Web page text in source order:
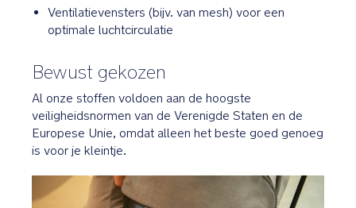
Ventilatievensters (bijv. van mesh) voor een
optimale luchtcirculatie
Bewust gekozen
Al onze stoffen voldoen aan de hoogste
veiligheidsnormen van de Verenigde Staten en de
Europese Unie, omdat alleen het beste goed genoeg
is voor je kleintje.